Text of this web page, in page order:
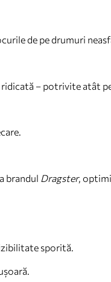
de pe drumuri
– potrivite atât
brandul Dragster,
sporită.